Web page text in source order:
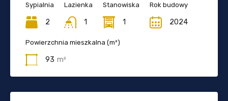
Sypialnia
2
Lazienka
1
Stanowiska
1
Rok budowy
2024
Powierzchnia mieszkalna (m²)
93 m²